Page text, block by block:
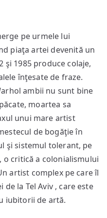
pe urmele lui
piaţa artei devenită un
şi 1985 produce colaje,
înţesate de fraze.
ambii nu sunt bine
moartea sa
unui mare artist
de bogăţie în
şi sistemul tolerant, pe
o critică a colonialismului
artist complex pe care îl
la Tel Aviv , care este
iubitorii de artă.